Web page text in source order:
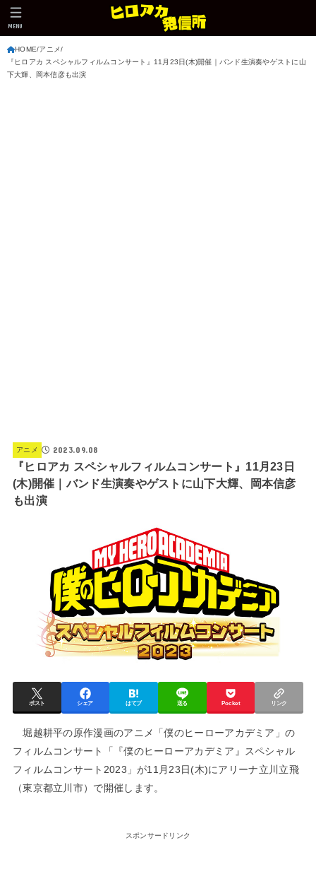
MENU
HOME アニメ
『ヒロアカ スペシャルフィルムコンサート』11月23日(木)開催｜バンド生演奏やゲストに山
下大輝、岡本信彦も出演
アニメ 2023.09.08
『ヒロアカ スペシャルフィルムコンサート』11月23日
(木)開催｜バンド生演奏やゲストに山下大輝、岡本信彦
も出演
ポスト シェア はてブ 送る Pocket リンク
堀越耕平の原作漫画のアニメ「僕のヒーローアカデミア」の
フィルムコンサート「『僕のヒーローアカデミア』スペシャル
フィルムコンサート2023」が11月23日(木)にアリーナ立川立飛
（東京都立川市）で開催します。
スポンサードリンク